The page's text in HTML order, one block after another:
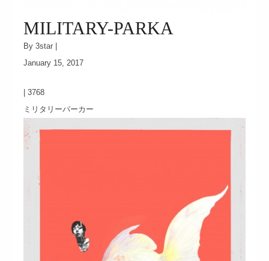
MILITARY-PARKA
By 3star |
January 15, 2017
3768
ミリタリーパーカー